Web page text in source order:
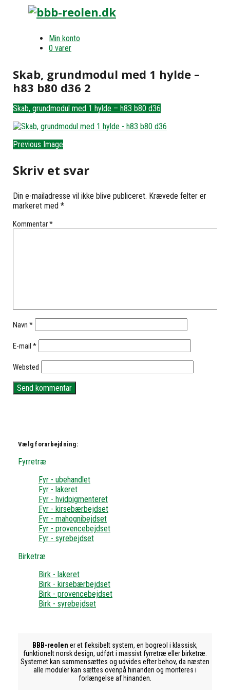
Min konto
0 varer
Skab, grundmodul med 1 hylde –
h83 b80 d36 2
Skab, grundmodul med 1 hylde – h83 b80 d36
Previous Image
Skriv et svar
Din e-mailadresse vil ikke blive publiceret. Krævede felter er
markeret med *
Kommentar*
Navn *
E-mail *
Websted
Vælg forarbejdning:
Fyrretræ
Fyr - ubehandlet
Fyr - lakeret
Fyr - hvidpigmenteret
Fyr - kirsebærbejdset
Fyr - mahognibejdset
Fyr - provencebejdset
Fyr - syrebejdset
Birketræ
Birk - lakeret
Birk - kirsebærbejdset
Birk - provencebejdset
Birk - syrebejdset
BBB-reolen er et fleksibelt system, en bogreol i klassisk,
funktionelt norsk design, udført i massivt fyrretræ eller birketræ.
Systemet kan sammensættes og udvides efter behov, da næsten
alle moduler kan sættes ovenpå hinanden og monteres i
forlængelse af hinanden.